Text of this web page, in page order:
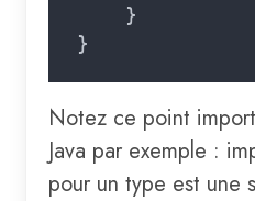
Notez ce point
Java par exemple :
pour un type est une